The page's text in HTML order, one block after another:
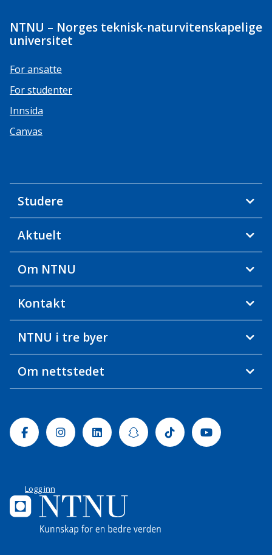
NTNU – Norges teknisk-naturvitenskapelige
universitet
For ansatte
For studenter
Innsida
Canvas
Studere
Aktuelt
Om NTNU
Kontakt
NTNU i tre byer
Om nettstedet
FacebookInstagramLinkedinSnapchatTiktok Youtube
Logg inn